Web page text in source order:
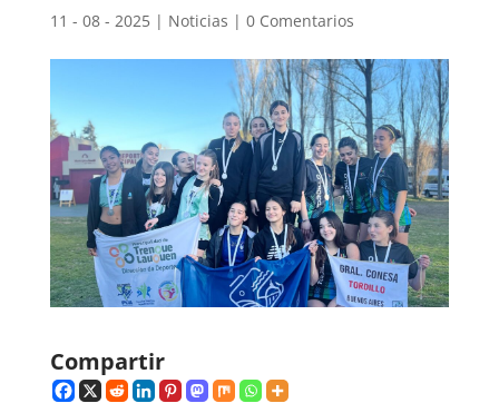
11 - 08 - 2025| Noticias | 0 Comentarios
Compartir